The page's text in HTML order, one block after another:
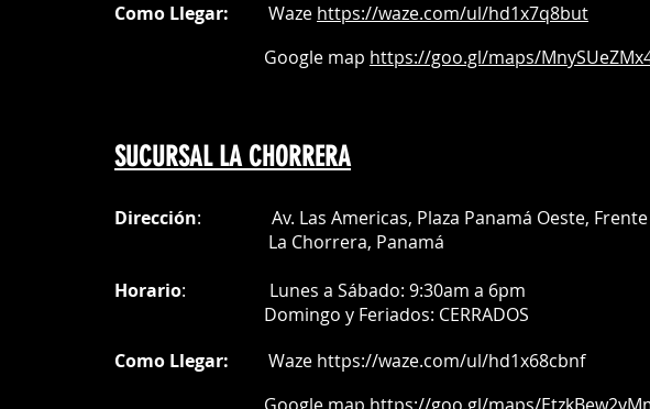
Como Llegar: Waze https://waze.com/ul/hd1x7q8but
Google map https://goo.gl/maps/
SUCURSAL LA CHORRERA
Dirección: Av. Las Americas, Plaza Panamá Oeste, Frente
La Chorrera, Panamá
Horario: Lunes a Sábado: 9:30am a 6pm
Domingo y Feriados: CERRADOS
Como Llegar: Waze https://waze.com/ul/hd1x68cbnf